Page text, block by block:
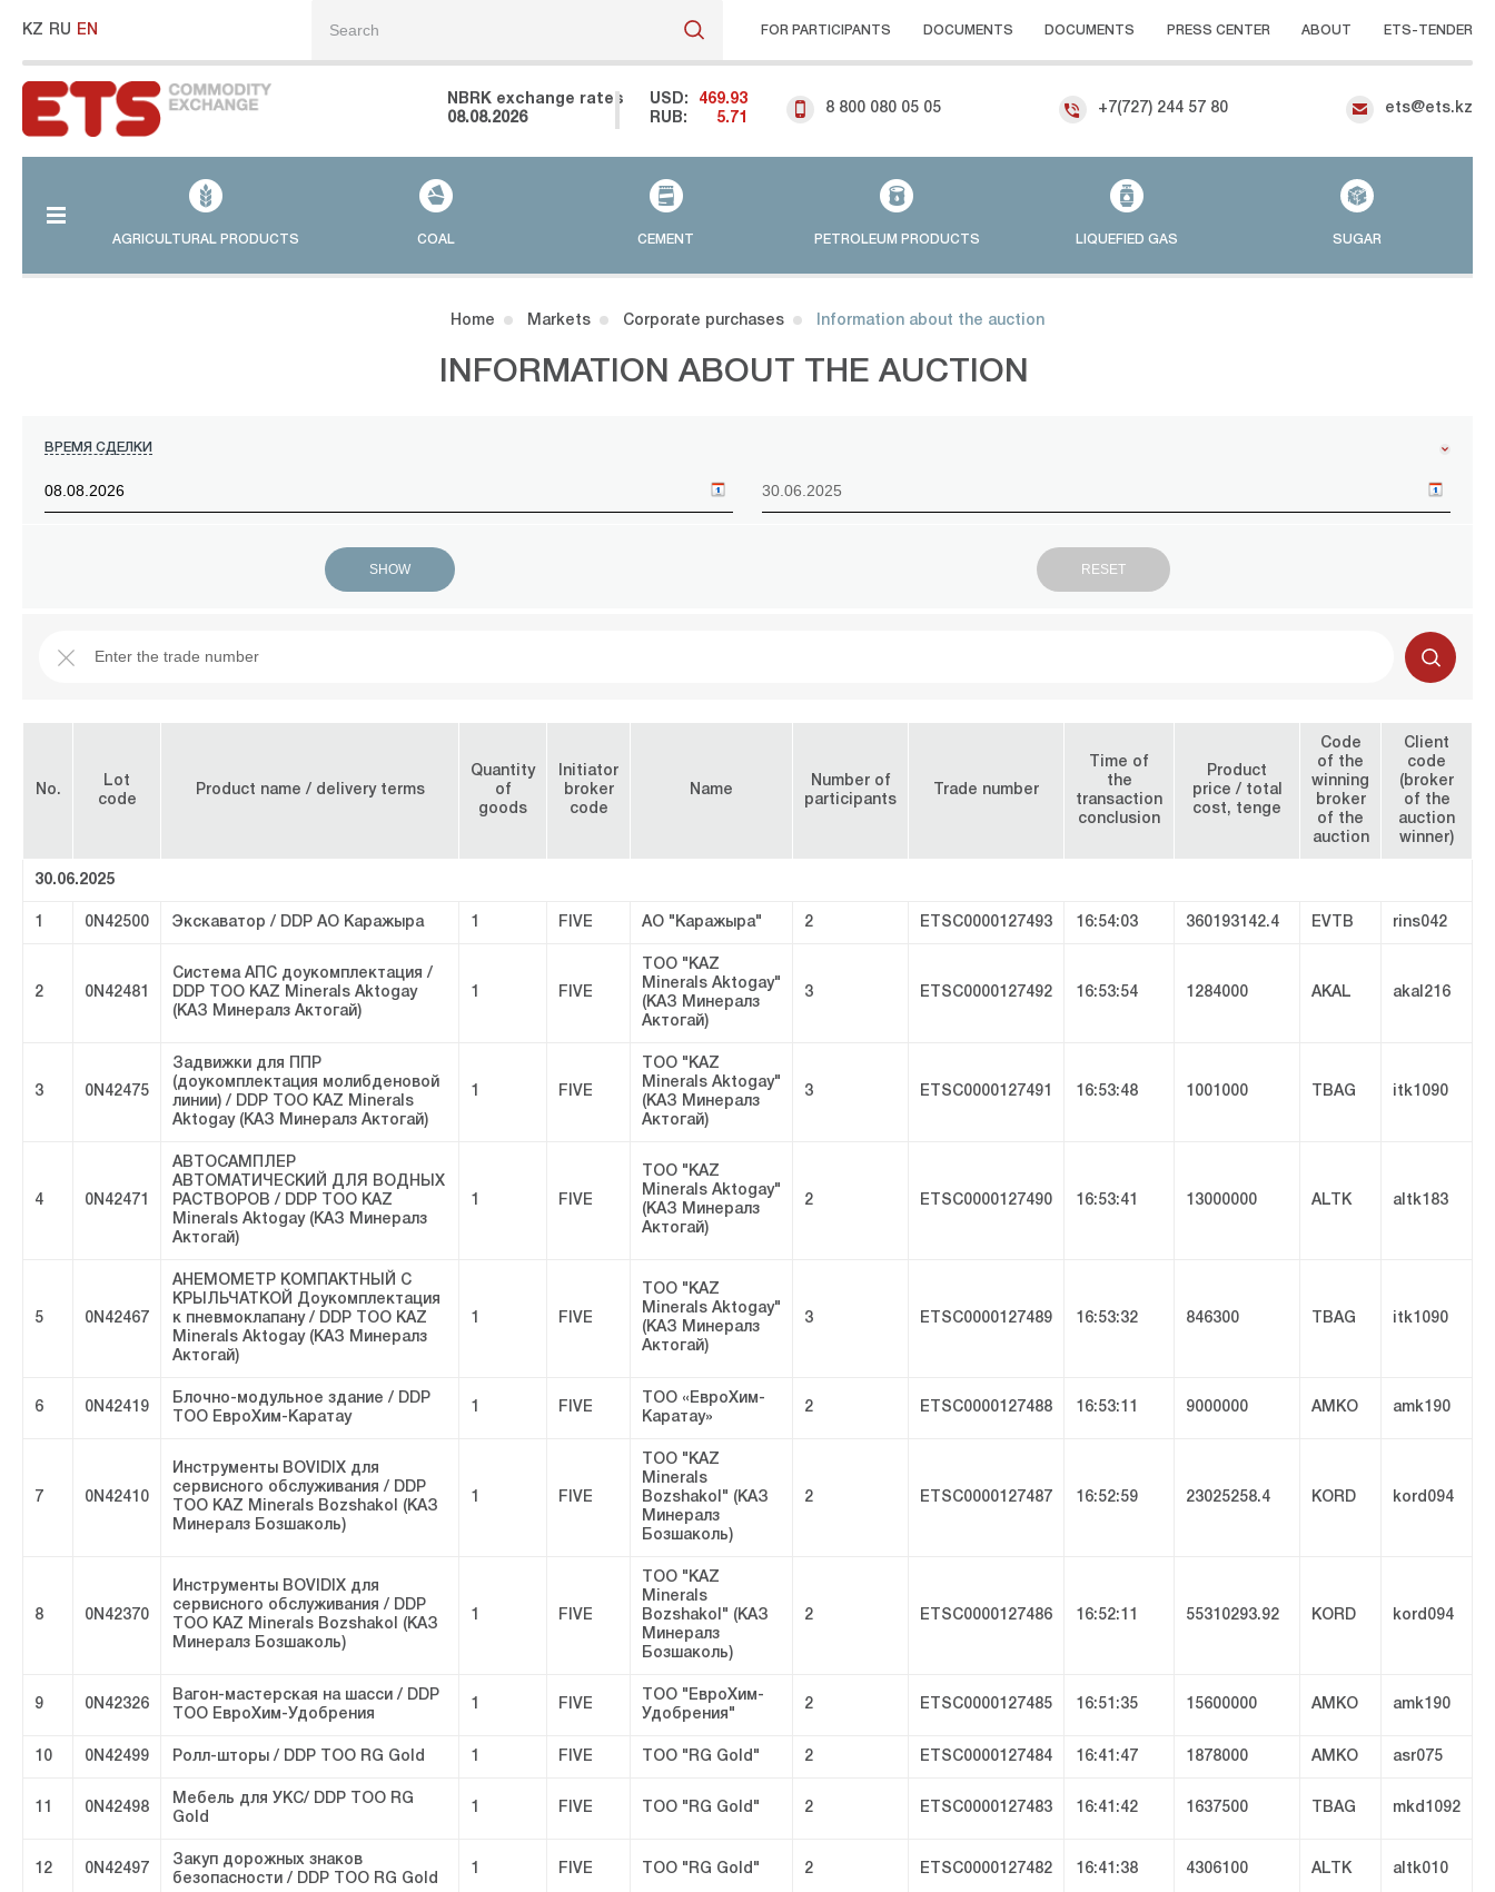
KZ RU EN FOR PARTICIPANTS DOCUMENTS DOCUMENTS PRESS CENTER ABOUT ETS-TENDER
NBRK exchange rates
08.08.2026
USD:
469.93
RUB:
5.71
8 800 080 05 05 +7(727) 244 57 80 ets@ets.kz
AGRICULTURAL PRODUCTS COAL CEMENT PETROLEUM PRODUCTS LIQUEFIED GAS SUGAR
Home Markets Corporate purchases Information about the auction
INFORMATION ABOUT THE AUCTION
ВРЕМЯ СДЕЛКИ
No.
Lot
code
Product name / delivery terms
Quantity
of
goods
Initiator
broker
code
Name
Number of
participants
Trade number
Time of
the
transaction
conclusion
Product
price / total
cost, tenge
Code
of the
winning
broker
of the
auction
Client
code
(broker
of the
auction
winner)
30.06.2025
1 0N42500 Экскаватор / DDP АО Каражыра 1 FIVE АО "Каражыра" 2 ETSC0000127493 16:54:03 360193142.4 EVTB rins042
2 0N42481
Система АПС доукомплектация /
DDP ТОО KAZ Minerals Aktogay
(КАЗ Минералз Актогай)
1 FIVE
ТОО "KAZ
Minerals Aktogay"
(КАЗ Минералз
Актогай)
3 ETSC0000127492 16:53:54 1284000 AKAL akal216
3 0N42475
Задвижки для ППР
(доукомплектация молибденовой
линии) / DDP ТОО KAZ Minerals
Aktogay (КАЗ Минералз Актогай)
1 FIVE
ТОО "KAZ
Minerals Aktogay"
(КАЗ Минералз
Актогай)
3 ETSC0000127491 16:53:48 1001000 TBAG itk1090
4 0N42471
АВТОСАМПЛЕР
АВТОМАТИЧЕСКИЙ ДЛЯ ВОДНЫХ
РАСТВОРОВ / DDP ТОО KAZ
Minerals Aktogay (КАЗ Минералз
Актогай)
1 FIVE
ТОО "KAZ
Minerals Aktogay"
(КАЗ Минералз
Актогай)
2 ETSC0000127490 16:53:41 13000000 ALTK altk183
5 0N42467
АНЕМОМЕТР КОМПАКТНЫЙ С
КРЫЛЬЧАТКОЙ Доукомплектация
к пневмоклапану / DDP ТОО KAZ
Minerals Aktogay (КАЗ Минералз
Актогай)
1 FIVE
ТОО "KAZ
Minerals Aktogay"
(КАЗ Минералз
Актогай)
3 ETSC0000127489 16:53:32 846300 TBAG itk1090
6 0N42419
Блочно-модульное здание / DDP
ТОО ЕвроХим-Каратау
1 FIVE
ТОО «ЕвроХим-
Каратау»
2 ETSC0000127488 16:53:11 9000000 AMKO amk190
7 0N42410
Инструменты BOVIDIX для
сервисного обслуживания / DDP
ТОО KAZ Minerals Bozshakol (КАЗ
Минералз Бозшаколь)
1 FIVE
ТОО "KAZ
Minerals
Bozshakol" (КАЗ
Минералз
Бозшаколь)
2 ETSC0000127487 16:52:59 23025258.4 KORD kord094
8 0N42370
Инструменты BOVIDIX для
сервисного обслуживания / DDP
ТОО KAZ Minerals Bozshakol (КАЗ
Минералз Бозшаколь)
1 FIVE
ТОО "KAZ
Minerals
Bozshakol" (КАЗ
Минералз
Бозшаколь)
2 ETSC0000127486 16:52:11 55310293.92 KORD kord094
9 0N42326
Вагон-мастерская на шасси / DDP
ТОО ЕвроХим-Удобрения
1 FIVE
ТОО "ЕвроХим-
Удобрения"
2 ETSC0000127485 16:51:35 15600000 AMKO amk190
10 0N42499 Ролл-шторы / DDP ТОО RG Gold 1 FIVE ТОО "RG Gold" 2 ETSC0000127484 16:41:47 1878000 AMKO asr075
11 0N42498
Мебель для УКС/ DDP ТОО RG
Gold
1 FIVE ТОО "RG Gold" 2 ETSC0000127483 16:41:42 1637500 TBAG mkd1092
12 0N42497
Закуп дорожных знаков
безопасности / DDP ТОО RG Gold
1 FIVE ТОО "RG Gold" 2 ETSC0000127482 16:41:38 4306100 ALTK altk010